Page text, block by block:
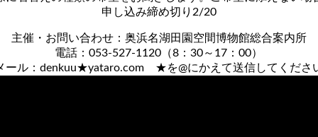
申し込み締め切り2/20
主催・お問い合わせ：奥浜名湖田園空間博物館総合案内所
電話：053-527-1120（8：30～17：00）
ール：denkuu★yataro.com ★を@にかえて送信してくださ